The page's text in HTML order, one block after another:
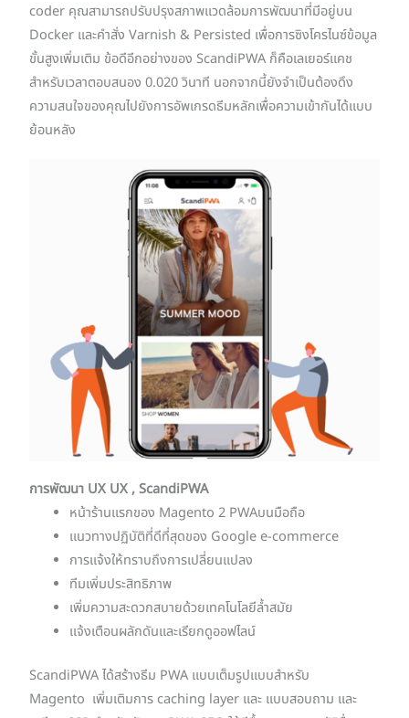
coder คุณสามารถปรับปรุงสภาพแวดล้อมการพัฒนาที่มีอยู่บน
Docker และคำสั่ง Varnish & Persisted เพื่อการซิงโครไนซ์ข้อมูล
ขั้นสูงเพิ่มเติม ข้อดีอีกอย่างของ ScandiPWA ก็คือเลเยอร์แคช
สำหรับเวลาตอบสนอง 0.020 วินาที นอกจากนี้ยังจำเป็นต้องดึง
ความสนใจของคุณไปยังการอัพเกรดธีมหลักเพื่อความเข้ากันได้แบบ
ย้อนหลัง
การพัฒนา UX UX , ScandiPWA
หน้าร้านแรกของ Magento 2 PWAบนมือถือ
แนวทางปฏิบัติที่ดีที่สุดของ Google e-commerce
การแจ้งให้ทราบถึงการเปลี่ยนแปลง
ทีมเพิ่มประสิทธิภาพ
เพิ่มความสะดวกสบายด้วยเทคโนโลยีล้ำสมัย
แจ้งเตือนผลักดันและเรียกดูออฟไลน์
ScandiPWA ได้สร้างธีม PWA แบบเต็มรูปแบบสำหรับ
Magento เพิ่มเติมการ caching layer และ แบบสอบถาม และ